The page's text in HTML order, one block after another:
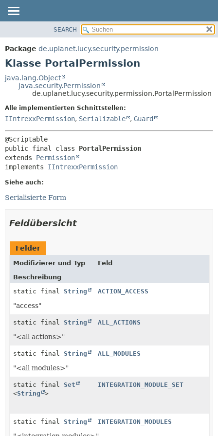
PACKAGE
KLASSE
BAUM
ÜBERSICHT:
VERSCHACHTELT
FELD
SEARCH
Package de.uplanet.lucy.security.permission
Klasse PortalPermission
java.lang.Object
java.security.Permission
de.uplanet.lucy.security.permission.PortalPermission
Alle implementierten Schnittstellen:
IIntrexxPermission, Serializable , Guard
public final class PortalPermission
extends Permission
implements IIntrexxPermission
Siehe auch:
Serialisierte Form
Feldübersicht
Felder
Modifizierer und Typ
Feld
Beschreibung
static final String ACTION_ACCESS
"access"
static final String ALL_ACTIONS
"<all actions>"
static final String ALL_MODULES
"<all modules>"
static final Set
<String >
INTEGRATION_MODULE_SET
static final String INTEGRATION_MODULES